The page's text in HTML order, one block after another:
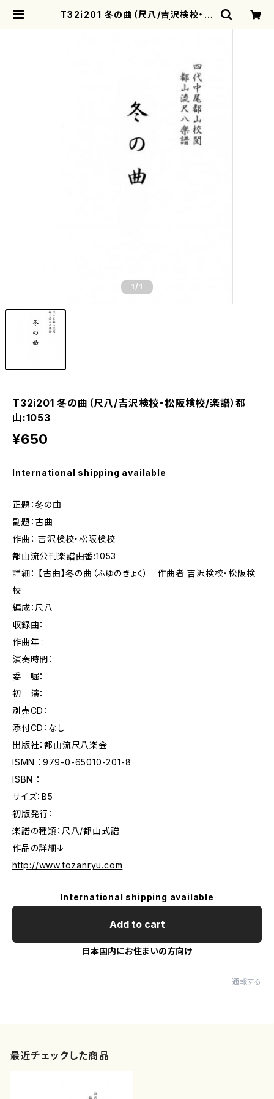
T32i201 冬の曲（尺八/吉沢検校・松
1 /1
T32i201 冬の曲（尺八/吉沢検校・松阪検校/楽譜）都
山:1053
¥650
International shipping available
正題：冬の曲
副題：古曲
作曲： 吉沢検校・松阪検校
都山流公刊楽譜曲番:1053
詳細： 【古曲】冬の曲（ふゆのきょく） 作曲者 吉沢検校・松阪検
校
編成：尺八
収録曲：
作曲年 :
演奏時間：
委 嘱：
初 演：
別売CD：
添付CD：なし
出版社：都山流尺八楽会
ISMN ：979-0-65010-201-8
ISBN ：
サイズ：B5
初版発行：
楽譜の種類：尺八/都山式譜
作品の詳細↓
http://www.tozanryu.com
International shipping available
Add to cart
日本国内にお住まいの方向け
通報する
最近チェックした商品